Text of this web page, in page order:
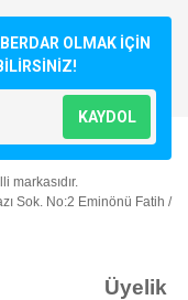
OLMAK İÇİN
KAYDOL
markasıdır.
Sok. No:2 Eminönü Fatih /
Üyelik